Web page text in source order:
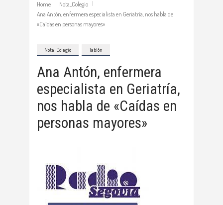
Home
Nota_Colegio
Ana Antón, enfermera especialista en Geriatría, nos habla de
«Caídas en personas mayores»
Nota_Colegio Tablón
Ana Antón, enfermera
especialista en Geriatría,
nos habla de «Caídas en
personas mayores»